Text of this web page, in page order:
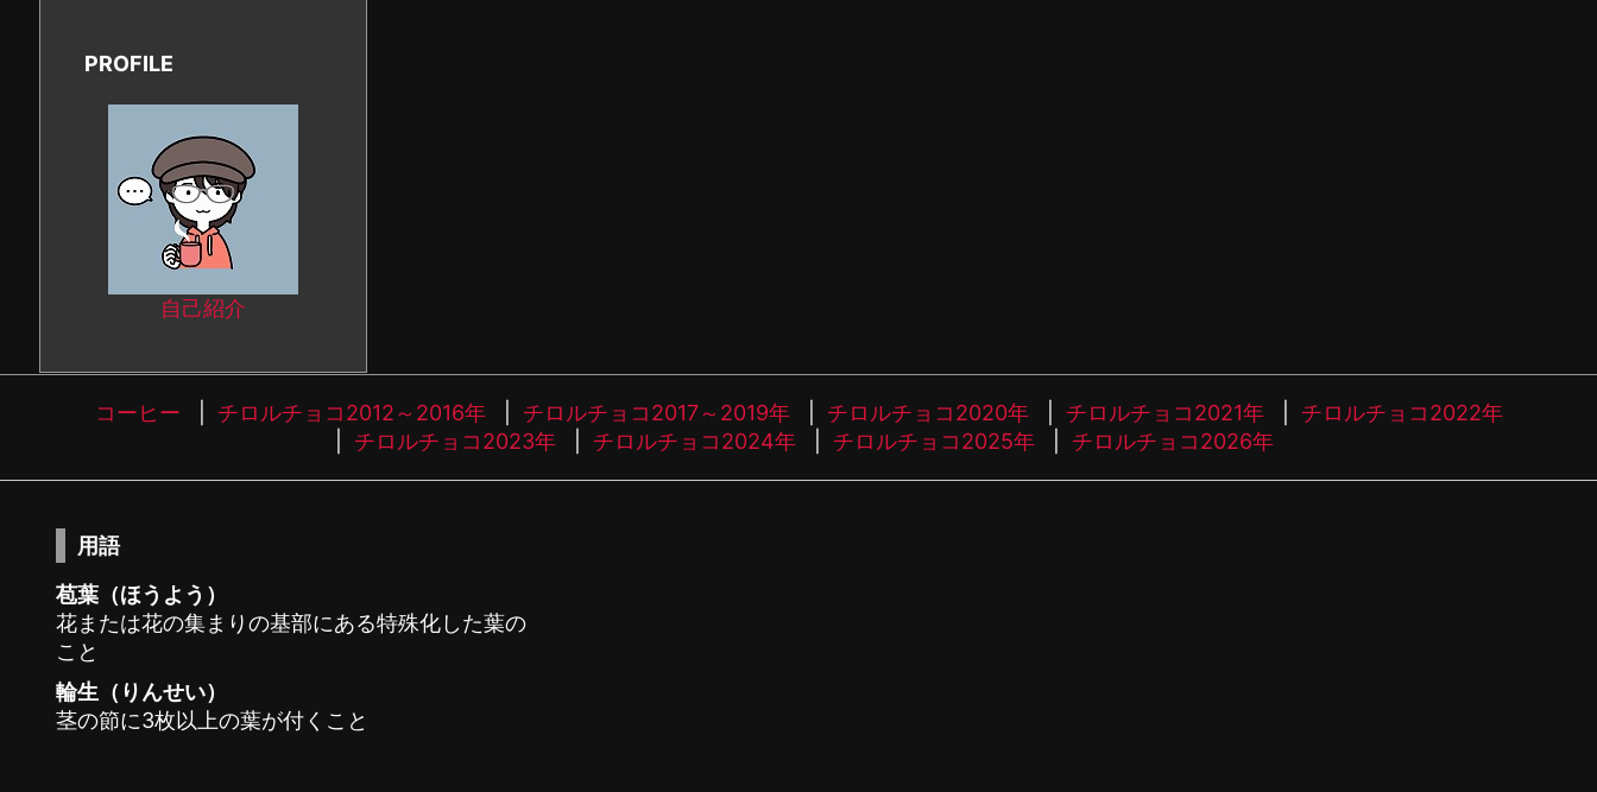
PROFILE
自己紹介
コーヒー チロルチョコ2012～2016年 チロルチョコ2017～2019年 チロルチョコ2020年 チロルチョコ2021年
チロルチョコ2022年
チロルチョコ2023年
チロルチョコ2024年 チロルチョコ2025年 チロルチョコ2026年
用語
苞葉（ほうよう）
花または花の集まりの基部にある特殊化した葉の
こと
輪生（りんせい）
茎の節に3枚以上の葉が付くこと